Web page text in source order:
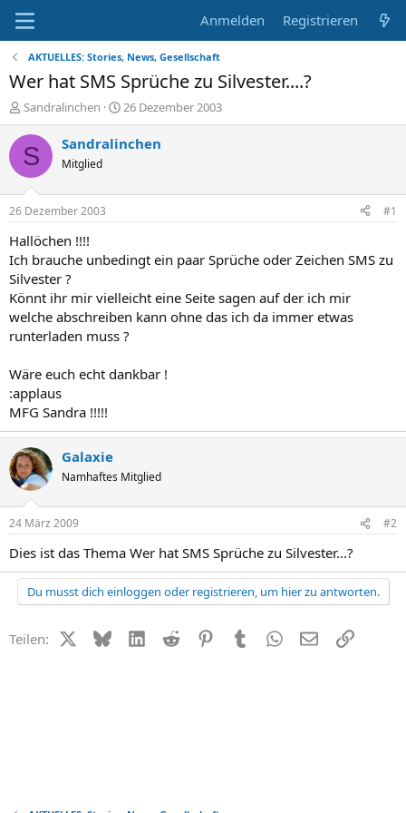
Anmelden Registrieren
AKTUELLES: Stories, News, Gesellschaft
Wer hat SMS Sprüche zu Silvester....?
E
r
s
t
e
r
Sandralinchen
E
r
s
t
m
26 Dezember 2003
S Sandralinchen
Mitglied
26 Dezember 2003 #1
Hallöchen !!!!
Ich brauche unbedingt ein paar Sprüche oder Zeichen SMS zu
Silvester ?
Könnt ihr mir vielleicht eine Seite sagen auf der ich mir
welche abschreiben kann ohne das ich da immer etwas
runterladen muss ?
Wäre euch echt dankbar !
:applaus
MFG Sandra !!!!!
Galaxie
Namhaftes Mitglied
24 März 2009 #2
Dies ist das Thema Wer hat SMS Sprüche zu Silvester...?
Du musst dich einloggen oder registrieren, um hier zu antworten.
Teilen: X (Twitter)
BlueskyLinkedIn
Reddit PinterestTumblr WhatsApp
E-MailLink